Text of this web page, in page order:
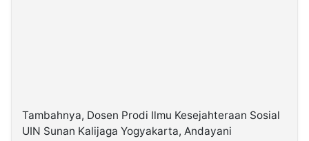
Tambahnya, Dosen Prodi Ilmu Kesejahteraan Sosial
UIN Sunan Kalijaga Yogyakarta, Andayani